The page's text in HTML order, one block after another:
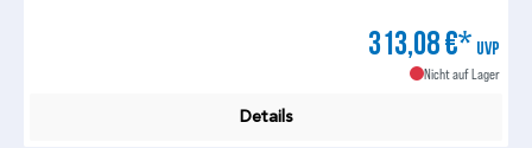
313,08 €* UVP
Nicht auf Lager
Details